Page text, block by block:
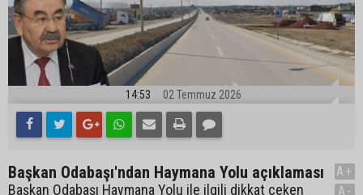
14:53 02 Temmuz 2026
Başkan Odabaşı'ndan Haymana Yolu açıklaması
Başkan Odabaşı Haymana Yolu ile ilgili dikkat çeken
A+
A-